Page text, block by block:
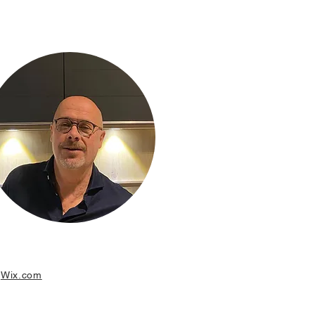
Wix.com